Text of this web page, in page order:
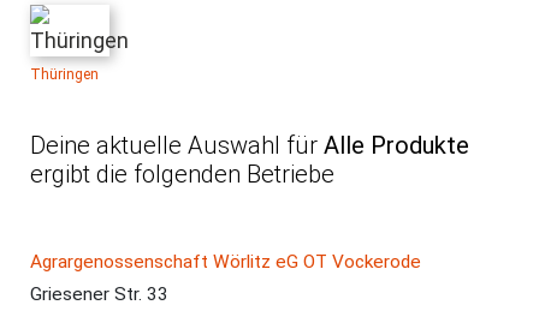
Thüringen
Deine aktuelle Auswahl für Alle Produkte
ergibt die folgenden Betriebe
Agrargenossenschaft Wörlitz eG OT Vockerode
Griesener Str. 33